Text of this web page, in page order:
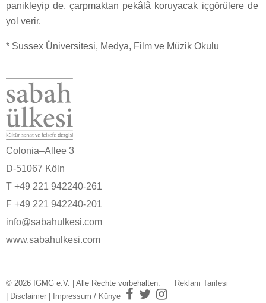
panikleyip de, çarpmaktan pekâlâ koruyacak içgörülere de
yol verir.
* Sussex Üniversitesi, Medya, Film ve Müzik Okulu
Colonia–Allee 3
D-51067 Köln
T +49 221 942240-261
F +49 221 942240-201
info@sabahulkesi.com
www.sabahulkesi.com
© 2026 IGMG e.V. | Alle Rechte vorbehalten.
Reklam Tarifesi
Disclaimer Impressum / Künye